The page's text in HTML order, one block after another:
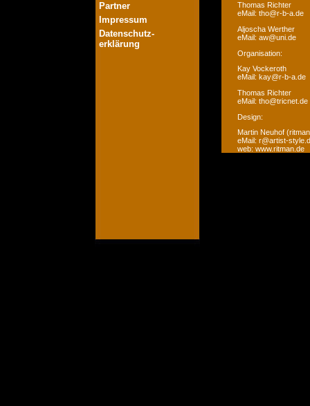
Partner
Impressum
Datenschutz-
erklärung
Thomas Richter
eMail: tho@r-b-a.de
Aljoscha Werther
eMail: aw@uni.de
Organisation:
Kay Vockeroth
eMail: kay@r-b-a.de
Thomas Richter
eMail: tho@tricnet.de
Design:
Martin Neuhof
eMail: r@artist-
web: www.ritman.de